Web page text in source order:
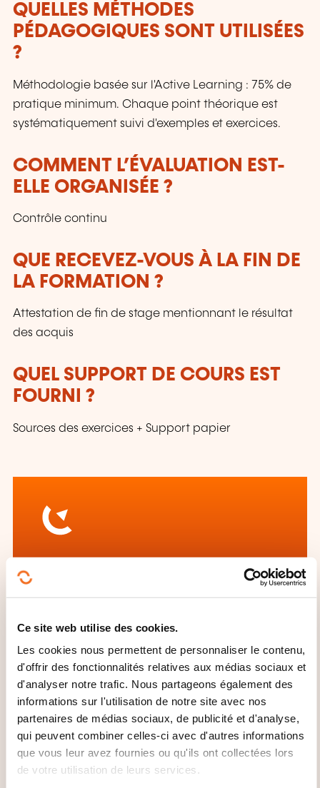
Ce site web utilise des cookies.
Les cookies nous permettent de personnaliser le contenu,
d'offrir des fonctionnalités relatives aux médias sociaux et
d'analyser notre trafic. Nous partageons également des
informations sur l'utilisation de notre site avec nos
partenaires de médias sociaux, de publicité et d'analyse,
qui peuvent combiner celles-ci avec d'autres informations
que vous leur avez fournies ou qu'ils ont collectées lors
de votre utilisation de leurs services.
QUELLES MÉTHODES
PÉDAGOGIQUES SONT UTILISÉES
?
Méthodologie basée sur l'Active Learning : 75% de
pratique minimum. Chaque point théorique est
systématiquement suivi d'exemples et exercices.
COMMENT L’ÉVALUATION EST-
ELLE ORGANISÉE ?
Contrôle continu
QUE RECEVEZ-VOUS À LA FIN DE
LA FORMATION ?
Attestation de fin de stage mentionnant le résultat
des acquis
QUEL SUPPORT DE COURS EST
FOURNI ?
Sources des exercices + Support papier
l’organisme de formation
?
Dawan - Service commercial
commercial@dawan.fr
+33 (0)9 72 37 73 73
En savoir plus sur l’organisme de
formation: DAWAN